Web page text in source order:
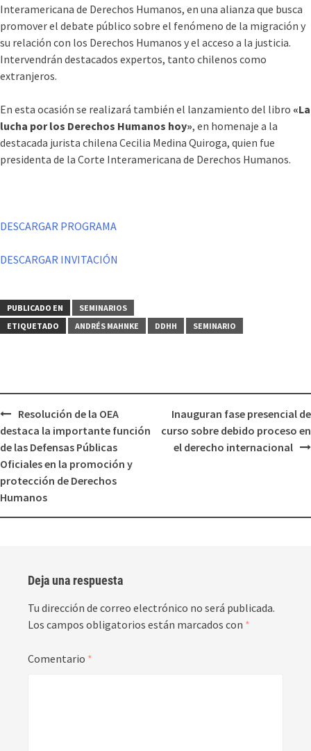
Interamericana de Derechos Humanos, en una alianza que busca
promover el debate público sobre el fenómeno de la migración y
su relación con los Derechos Humanos y el acceso a la justicia.
Intervendrán destacados expertos, tanto chilenos como
extranjeros.
En esta ocasión se realizará también el lanzamiento del libro «La
lucha por los Derechos Humanos hoy», en homenaje a la
destacada jurista chilena Cecilia Medina Quiroga, quien fue
presidenta de la Corte Interamericana de Derechos Humanos.
DESCARGAR PROGRAMA
DESCARGAR INVITACIÓN
PUBLICADO EN
SEMINARIOS
ETIQUETADO
ANDRÉS MAHNKE DDHH SEMINARIO
Resolución de la OEA
destaca la importante función
de las Defensas Públicas
Oficiales en la promoción y
protección de Derechos
Humanos
Inauguran fase presencial de
curso sobre debido proceso en
el derecho internacional
Deja una respuesta
Tu dirección de correo electrónico no será publicada.
Los campos obligatorios están marcados con *
Comentario *